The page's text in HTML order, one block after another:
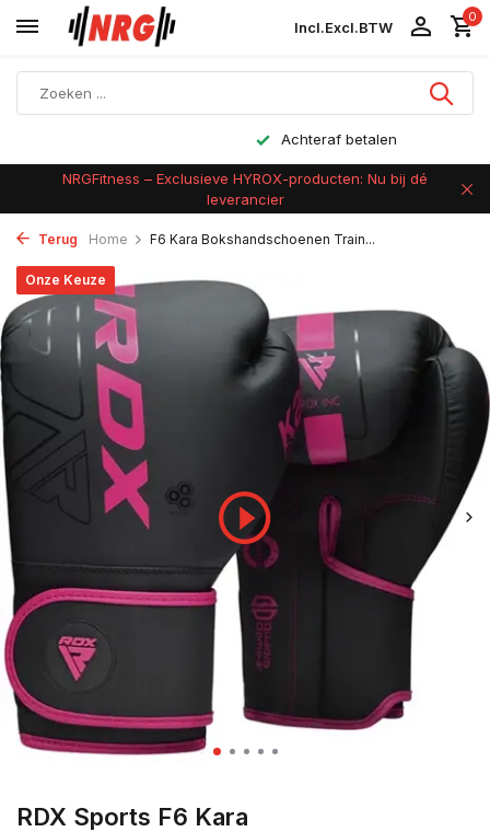
Incl.Excl.BTW
0
Achteraf betalen
NRGFitness – Exclusieve HYROX-producten: Nu bij dé
leverancier
Terug Home F6 Kara Bokshandschoenen Train...
RDX Sports F6 Kara
Onze Keuze